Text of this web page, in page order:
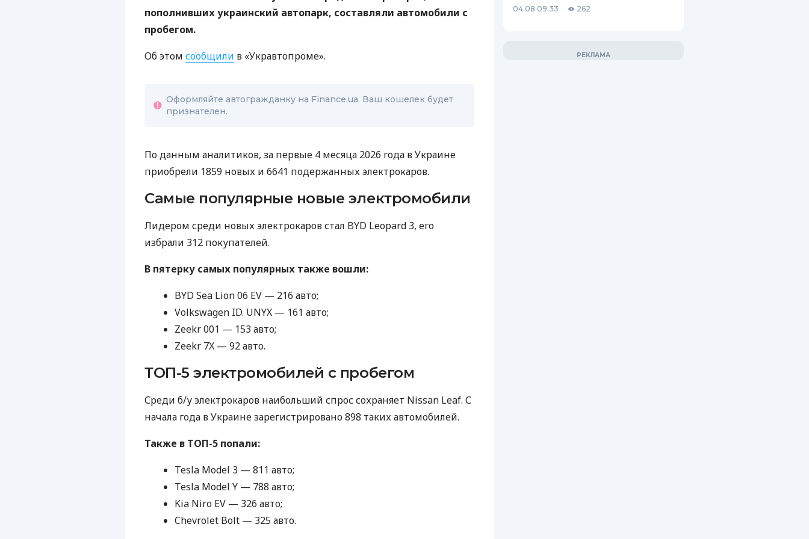
пополнивших украинский автопарк, составляли автомобили с
пробегом.
Об этом сообщили в «Укравтопроме».
Оформляйте автогражданку на Finance.ua. Ваш кошелек будет
признателен.
По данным аналитиков, за первые 4 месяца 2026 года в Украине
приобрели 1859 новых и 6641 подержанных электрокаров.
Самые популярные новые электромобили
Лидером среди новых электрокаров стал BYD Leopard 3, его
избрали 312 покупателей.
В пятерку самых популярных также вошли:
BYD Sea Lion 06 EV — 216 авто;
Volkswagen ID. UNYX — 161 авто;
Zeekr 001 — 153 авто;
Zeekr 7X — 92 авто.
ТОП-5 электромобилей с пробегом
Среди б/у электрокаров наибольший спрос сохраняет Nissan Leaf. С
начала года в Украине зарегистрировано 898 таких автомобилей.
Также в ТОП-5 попали:
Tesla Model 3 — 811 авто;
Tesla Model Y — 788 авто;
Kia Niro EV — 326 авто;
Chevrolet Bolt — 325 авто.
04.08 09:33 262